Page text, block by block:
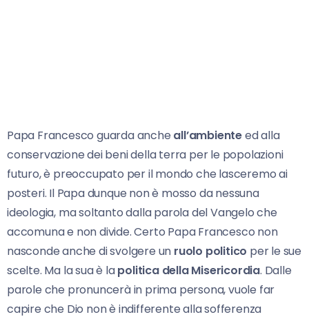
Papa Francesco guarda anche all’ambienteed alla
conservazione dei beni della terra per le popolazioni
futuro, è preoccupato per il mondo che lasceremo ai
posteri. Il Papa dunque non è mosso da nessuna
ideologia, ma soltanto dalla parola del Vangelo che
accomuna e non divide. Certo Papa Francesco non
nasconde anche di svolgere un ruolo politico per le sue
scelte. Ma la sua è lapolitica della Misericordia. Dalle
parole che pronuncerà in prima persona, vuole far
capire che Dio non è indifferente alla sofferenza